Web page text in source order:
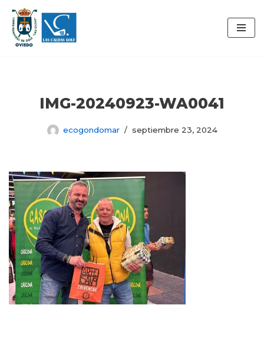
Saltar
al
IMG-20240923-WA0041
ecogondomar septiembre 23, 2024